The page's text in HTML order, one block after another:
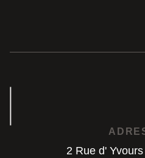
2 Rue d'